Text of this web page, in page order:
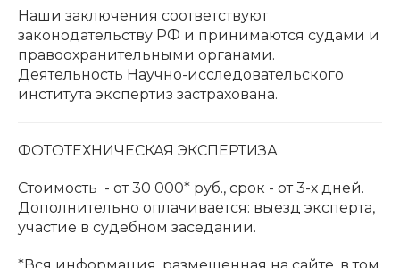
Наши заключения соответствуют
законодательству РФ и принимаются судами и
правоохранительными органами.
Деятельность Научно-исследовательского
института экспертиз застрахована.
ФОТОТЕХНИЧЕСКАЯ ЭКСПЕРТИЗА
Стоимость - от 30 000* руб., срок - от 3-х дней.
Дополнительно оплачивается: выезд эксперта,
участие в судебном заседании.